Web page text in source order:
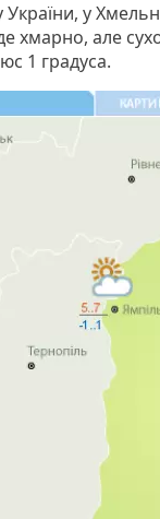
у
хмарно, але
1 градуса.